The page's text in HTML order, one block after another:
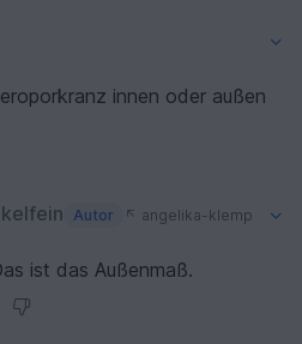
innen oder außen
Autor
angelika-klemp
ist das Außenmaß.